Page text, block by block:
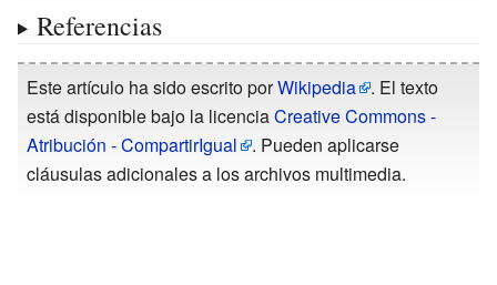
Referencias
Este artículo ha sido escrito porWikipedia
. El texto
está disponible bajo la licenciaCreative Commons -
Atribución - CompartirIgual
. Pueden aplicarse
cláusulas adicionales a los archivos multimedia.